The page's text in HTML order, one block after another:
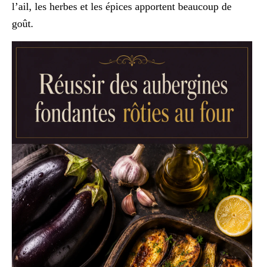
l’ail, les herbes et les épices apportent beaucoup de
goût.